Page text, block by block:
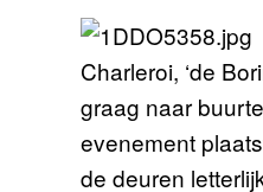
Charleroi, ‘de
graag naar
evenement
de deuren